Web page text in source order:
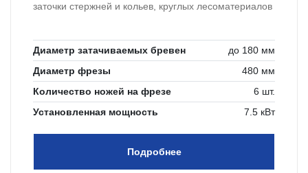
заточки стержней и кольев, круглых лесоматериалов
Диаметр затачиваемых бревен
до 180 мм
Диаметр фрезы
480 мм
Количество ножей на фрезе
6 шт.
Установленная мощность
7.5 кВт
Подробнее